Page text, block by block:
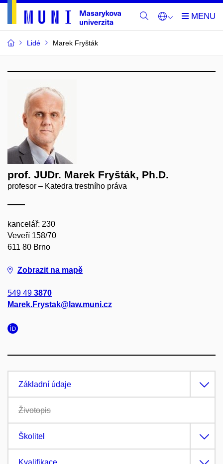
Lidé Marek Fryšták
prof. JUDr. Marek Fryšták, Ph.D.
profesor – Katedra trestního práva
kancelář: 230
Veveří 158/70
611 80 Brno
Zobrazit na mapě
549 49 3870
Marek.Frystak@law.muni.cz
Základní údaje
Životopis
Školitel
Kvalifikace